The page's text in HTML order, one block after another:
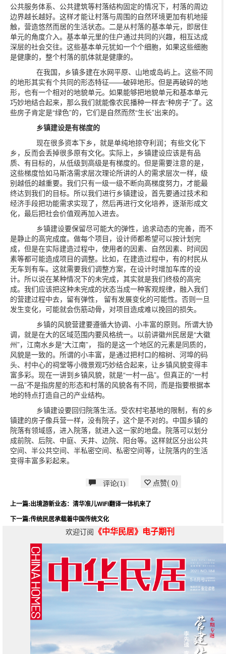
公共服务体系、公共建筑等村落结构固定的情况下，村落的周边
边界越长越好。这样才能让村落与周围的自然环境更加有机地接
触，营造悠然而居的生活状态。二是从村落的基本单元，即居住
单元的角度介入。基本单元里的住户通过共同的兴趣，相互达成
深层的社会交往。这些基本单元犹如一个个细胞，如果这些细胞
是健康的，整个村落的肌体就是健康的。
在我国，乡镇多建在水网平原、山地或岛屿上。这些不同
的地形其实有个共同的形态特征——破碎地形。但是再破碎的地
形，也有一个相对的地貌单元。如果能够把地貌单元和基本单元
巧妙地结合起来，那么我们就能像农民播种一样去“种房子”了。这
些房子肯定是“绿色”的，它们是自然而然“生长”出来的。
乡镇建设是有梯度的
现在很多资本下乡，就是单纯地掠夺利润；有些文化下
乡，反而会丢掉很多原有文化。实际上，乡镇建设应该是有品
质、有目标的，从低级到高级是有梯度的。但是需要注意的是，
这些梯度恰如马斯洛需求层次理论所讲的人的需求层次一样，级
别越低的越重要。我们只有一级一级不断向高梯度努力，才能最
终达到我们的目标。所以我们进行乡镇建设，首先要通过技术和
经济手段把功能需求实现了，然后再进行文化培养，逐渐形成文
化，最后把社会价值观再加入进去。
乡镇建设要保留尽可能大的弹性，追求动态的完善，而不
是静止的高完成度。做每个项目，设计师都希望可以按计划完
成，但是在实际建造过程中，使用者的因素、自然因素、时间因
素等都可能造成项目的调整。比如，在建造过程中，有的村民从
无车到有车。这就需要我们调整方案，在设计时增加车库的设
计。所以说在某种情况下的未完成，其实就是我们终极的高完
成。我们应该把这种未完成的状态当成一种客观规律，融入我们
的营建过程中去，留有弹性， 留有发展变化的可能性。否则一旦
发生变化，可能就会伤筋动骨，对项目造成难以挽回的损失。
乡镇的风貌营建要遵循大协调、小丰富的原则。所谓大协
调，就是在大的区域范围内要风格统一。以前讲徽州民居是“大徽
州”，江南水乡是“大江南”， 指的是这一个地区的元素是同质的，
风貌是一致的。所谓的小丰富，是通过把村口的榕树、河埠的码
头、村中心的祠堂等小微景观巧妙结合起来，让乡镇风貌变得丰
富多彩。现在一讲到乡镇风貌，就是“一村一品”。但真正的“一村
一品”不是指房屋的形态和村落的风貌各有不同，而是指要根据本
地的特点打造自己的产业结构。
乡镇建设要回归院落生活。受农村宅基地的限制，有的乡
镇建的房子像兵营一样，没有院子，这个是不对的。中国乡镇的
院落有领域感，进入院落，就进入这一家的地盘。院落可以划分
成前院、后院、中庭、天井、边院、阳台等。这样就区分出公共
空间、半公共空间、半私密空间、私密空间等，让院落内的生活
变得丰富多彩起来。
评论(1) 点赞( 0)
上一篇:出境游新业态：清华准儿WiFi翻译一体机来了
下一篇:传统民居承载着中国传统文化
欢迎订阅 《中华民居》电子期刊